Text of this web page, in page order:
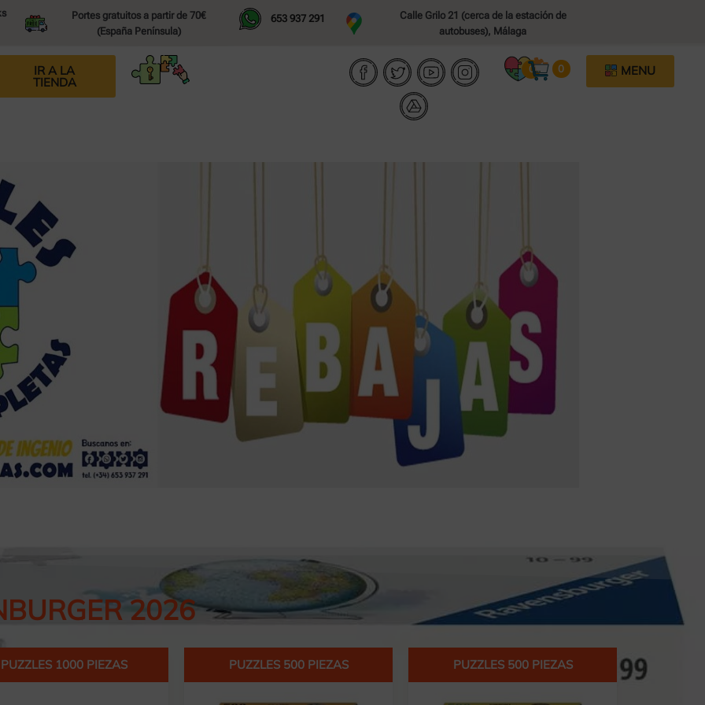
Portes gratuitos a partir de 70€
(España Península)
653 937 291
Calle Grilo 21 (cerca de la estación de
autobuses), Málaga​
IR A LA
TIENDA
0 0 MENU
2026
PUZZLES 500 PIEZAS PUZZLES 500 PIEZAS PUZZLES 500 PIEZAS
PUZZLES POR PIEZAS
CLASIFICADO POR MARCAS
NOVEDADES (POR AÑO)
BLOG / NOTICIAS